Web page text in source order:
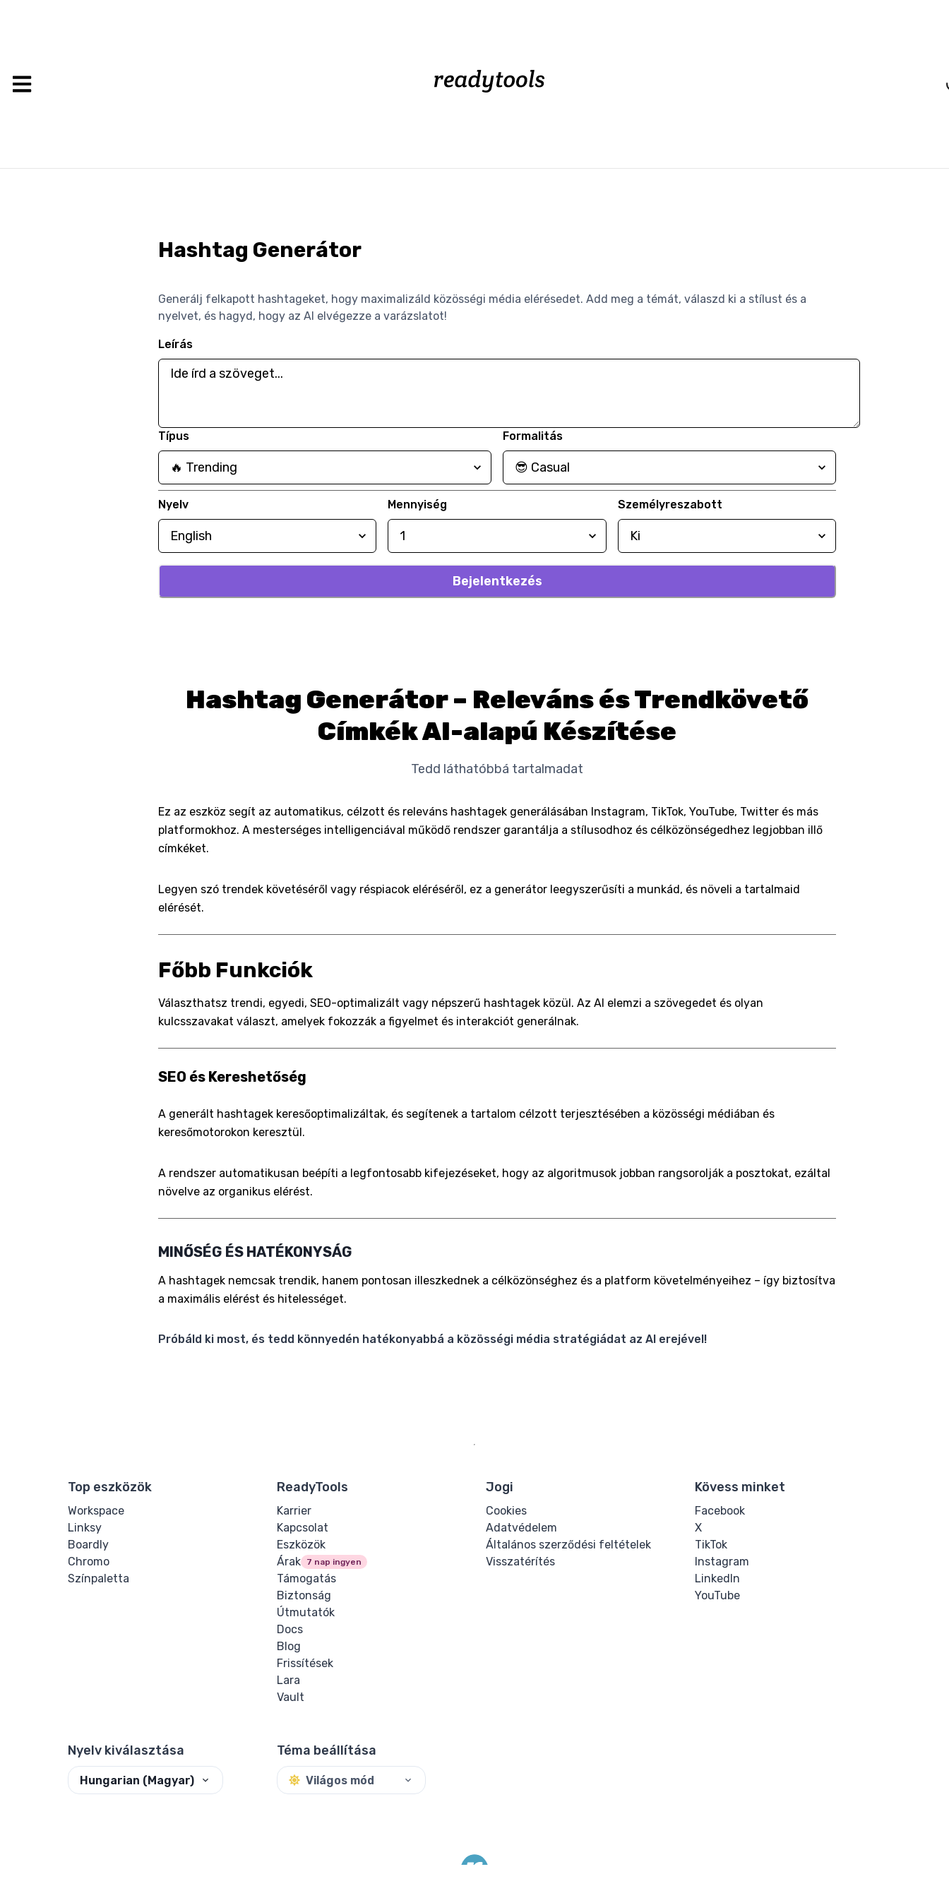
Hashtag Generátor
Generálj felkapott hashtageket, hogy maximalizáld közösségi média elérésedet. Add meg a témát, válaszd ki a stílust és a
nyelvet, és hagyd, hogy az AI elvégezze a varázslatot!
Leírás
Típus Formalitás
Nyelv Mennyiség Személyreszabott
Bejelentkezés
Hashtag Generátor – Releváns és Trendkövető
Címkék AI-alapú Készítése
Tedd láthatóbbá tartalmadat
Ez az eszköz segít az automatikus, célzott és releváns hashtagek generálásában Instagram, TikTok, YouTube, Twitter és más
platformokhoz. A mesterséges intelligenciával működő rendszer garantálja a stílusodhoz és célközönségedhez legjobban illő
címkéket.
Legyen szó trendek követéséről vagy réspiacok eléréséről, ez a generátor leegyszerűsíti a munkád, és növeli a tartalmaid
elérését.
Főbb Funkciók
Választhatsz trendi, egyedi, SEO-optimalizált vagy népszerű hashtagek közül. Az AI elemzi a szövegedet és olyan
kulcsszavakat választ, amelyek fokozzák a figyelmet és interakciót generálnak.
SEO és Kereshetőség
A generált hashtagek keresőoptimalizáltak, és segítenek a tartalom célzott terjesztésében a közösségi médiában és
keresőmotorokon keresztül.
A rendszer automatikusan beépíti a legfontosabb kifejezéseket, hogy az algoritmusok jobban rangsorolják a posztokat, ezáltal
növelve az organikus elérést.
MINŐSÉG ÉS HATÉKONYSÁG
A hashtagek nemcsak trendik, hanem pontosan illeszkednek a célközönséghez és a platform követelményeihez – így biztosítva
a maximális elérést és hitelességet.
Próbáld ki most, és tedd könnyedén hatékonyabbá a közösségi média stratégiádat az AI erejével!
Top eszközök
Workspace
Linksy
Boardly
Chromo
Színpaletta
ReadyTools
Karrier
Kapcsolat
Eszközök
Árak
7 nap ingyen
Támogatás
Biztonság
Útmutatók
Docs
Blog
Frissítések
Lara
Vault
Jogi
Cookies
Adatvédelem
Általános szerződési feltételek
Visszatérítés
Kövess minket
Facebook
X
TikTok
Instagram
LinkedIn
YouTube
Nyelv kiválasztása
Hungarian (Magyar)
Téma beállítása
Világos mód